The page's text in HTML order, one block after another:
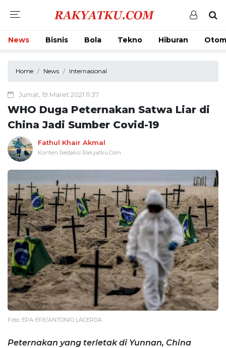
News Bisnis Bola Tekno Hiburan
Home News Internasional
Jumat, 19 Maret 2021 11:37
WHO Duga Peternakan Satwa Liar di
China Jadi Sumber Covid-19
Fathul Khair Akmal
Konten Redaksi Rakyatku.Com
Foto: EPA-EFE/ANTONIO LACERDA
Peternakan yang terletak di Yunnan, China